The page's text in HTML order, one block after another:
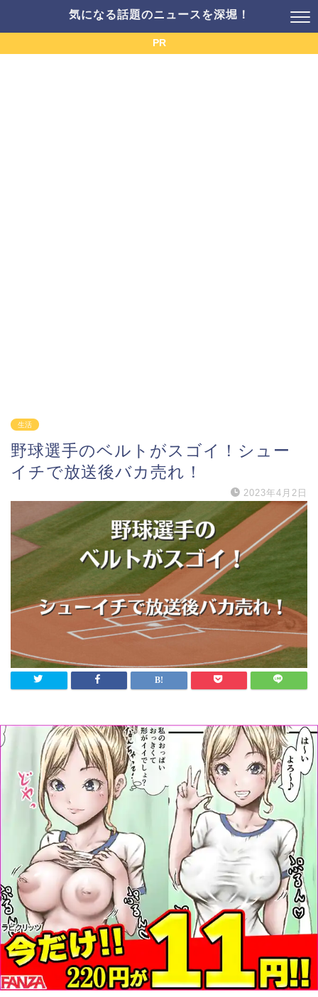
気になる話題のニュースを深堀！
PR
生活
野球選手のベルトがスゴイ！シュー
イチで放送後バカ売れ！
2023年4月2日